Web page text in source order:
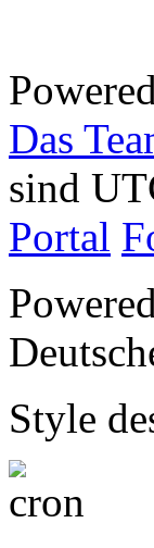
Das
sind
Portal
Style